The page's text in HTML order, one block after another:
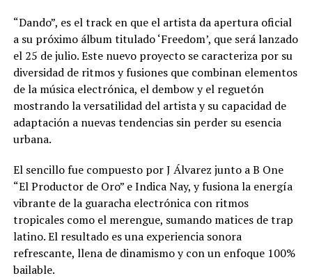
“Dando”, es el track en que el artista da apertura oficial
a su próximo álbum titulado ‘Freedom’, que será lanzado
el 25 de julio. Este nuevo proyecto se caracteriza por su
diversidad de ritmos y fusiones que combinan elementos
de la música electrónica, el dembow y el reguetón
mostrando la versatilidad del artista y su capacidad de
adaptación a nuevas tendencias sin perder su esencia
urbana.
El sencillo fue compuesto por J Álvarez junto a B One
“El Productor de Oro” e Indica Nay, y fusiona la energía
vibrante de la guaracha electrónica con ritmos
tropicales como el merengue, sumando matices de trap
latino. El resultado es una experiencia sonora
refrescante, llena de dinamismo y con un enfoque 100%
bailable.